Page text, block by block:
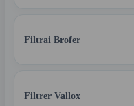
Filtrai Brofer
Filtrer Vallox